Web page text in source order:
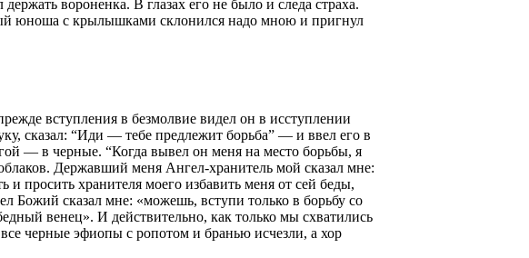
вороненка. В глазах его не было и следа страха.
юноша с крылышками склонился надо мною и пригнул
вступления в безмолвие видел он в исступлении
сказал: “Иди — тебе предлежит борьба” — и ввел его в
— в черные. “Когда вывел он меня на место борьбы, я
Державший меня Ангел-хранитель мой сказал мне:
и просить хранителя моего избавить меня от сей беды,
Божий сказал мне: «можешь, вступи только в борьбу со
венец». И действительно, как только мы схватились
черные эфиопы с ропотом и бранью исчезли, а хор